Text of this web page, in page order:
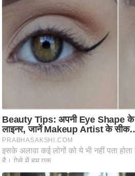
म
मा
/
ध
व्र
त
त्यो
हा